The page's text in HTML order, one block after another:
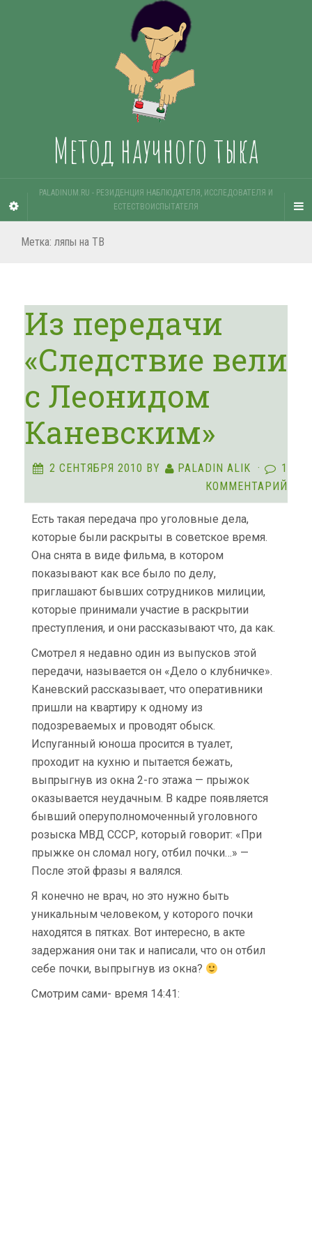
Метод научного тыка
PALADINUM.RU - РЕЗИДЕНЦИЯ НАБЛЮДАТЕЛЯ, ИССЛЕДОВАТЕЛЯ И
ЕСТЕСТВОИСПЫТАТЕЛЯ
Метка: ляпы на ТВ
Из передачи
«Следствие вели
с Леонидом
Каневским»
2 СЕНТЯБРЯ 2010 BY PALADIN ALIK ·
1
КОММЕНТАРИЙ
Есть такая передача про уголовные дела,
которые были раскрыты в советское время.
Она снята в виде фильма, в котором
показывают как все было по делу,
приглашают бывших сотрудников милиции,
которые принимали участие в раскрытии
преступления, и они рассказывают что, да как.
Смотрел я недавно один из выпусков этой
передачи, называется он «Дело о клубничке».
Каневский рассказывает, что оперативники
пришли на квартиру к одному из
подозреваемых и проводят обыск.
Испуганный юноша просится в туалет,
проходит на кухню и пытается бежать,
выпрыгнув из окна 2-го этажа — прыжок
оказывается неудачным. В кадре появляется
бывший оперуполномоченный уголовного
розыска МВД СССР, который говорит: «При
прыжке он сломал ногу, отбил почки…» —
После этой фразы я валялся.
Я конечно не врач, но это нужно быть
уникальным человеком, у которого почки
находятся в пятках. Вот интересно, в акте
задержания они так и написали, что он отбил
себе почки, выпрыгнув из окна?
Смотрим сами- время 14:41: